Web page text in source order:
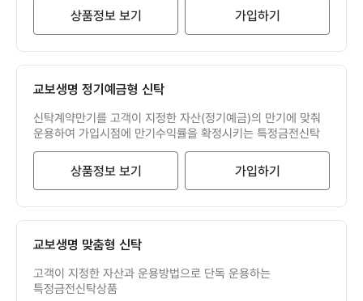
상품정보 보기 가입하기
교보생명 정기예금형 신탁
신탁계약만기를 고객이 지정한 자산(정기예금)의 만기에 맞춰
운용하여 가입시점에 만기수익률을 확정시키는 특정금전신탁
상품정보 보기 가입하기
교보생명 맞춤형 신탁
고객이 지정한 자산과 운용방법으로 단독 운용하는
특정금전신탁상품